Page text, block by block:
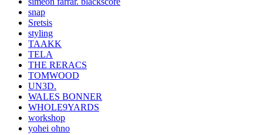
snap
Sretsis
styling
TAAKK
TELA
THE RERACS
TOMWOOD
UN3D.
WALES BONNER
WHOLE9YARDS
workshop
yohei ohno